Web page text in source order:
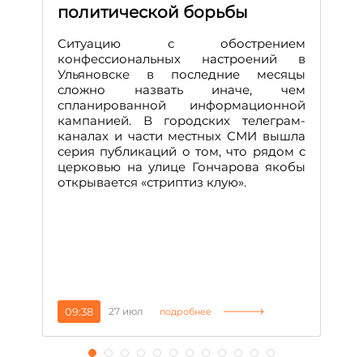
политической борьбы
Ситуацию с обострением
конфессиональных настроений в
Ульяновске в последние месяцы
сложно назвать иначе, чем
спланированной информационной
кампанией. В городских телеграм-
каналах и части местных СМИ вышла
серия публикаций о том, что рядом с
церковью на улице Гончарова якобы
открывается «стриптиз клую».
09:38 27 июл подробнее